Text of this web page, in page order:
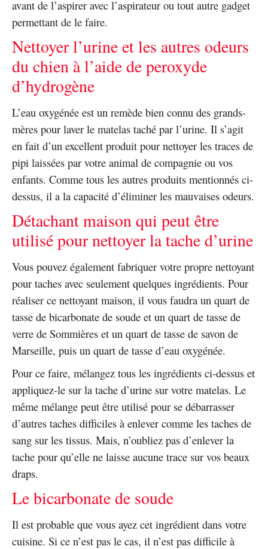
avant de l’aspirer avec l’aspirateur ou tout autre gadget
permettant de le faire.
Nettoyer l’urine et les autres odeurs
du chien à l’aide de peroxyde
d’hydrogène
L’eau oxygénée est un remède bien connu des grands-
mères pour laver le matelas taché par l’urine. Il s’agit
en fait d’un excellent produit pour nettoyer les traces de
pipi laissées par votre animal de compagnie ou vos
enfants. Comme tous les autres produits mentionnés ci-
dessus, il a la capacité d’éliminer les mauvaises odeurs.
Détachant maison qui peut être
utilisé pour nettoyer la tache d’urine
Vous pouvez également fabriquer votre propre nettoyant
pour taches avec seulement quelques ingrédients. Pour
réaliser ce nettoyant maison, il vous faudra un quart de
tasse de bicarbonate de soude et un quart de tasse de
verre de Sommières et un quart de tasse de savon de
Marseille, puis un quart de tasse d’eau oxygénée.
Pour ce faire, mélangez tous les ingrédients ci-dessus et
appliquez-le sur la tache d’urine sur votre matelas. Le
même mélange peut être utilisé pour se débarrasser
d’autres taches difficiles à enlever comme les taches de
sang sur les tissus. Mais, n’oubliez pas d’enlever la
tache pour qu’elle ne laisse aucune trace sur vos beaux
draps.
Le bicarbonate de soude
Il est probable que vous ayez cet ingrédient dans votre
cuisine. Si ce n’est pas le cas, il n’est pas difficile à